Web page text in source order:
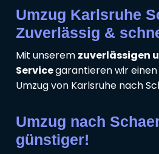
Umzug Karlsruhe
Zuverlässig &
Mit unserem zuverlässigen
Servicegarantieren wir
Umzug von Karlsruhe nach
Umzug nach
günstiger!